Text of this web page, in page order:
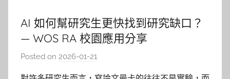
AI 如何幫研究生更快找到研究缺口？
— WOS RA 校園應用分享
Posted on 2026-01-21